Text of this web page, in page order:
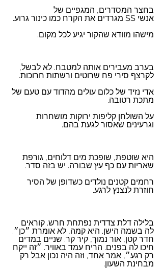
בחצר המסדרים, המגפיים של
אנשי ‎SS‎ מגרדים את הקרח כמו כינור גרוע.
מישהו מוודא שהקור יגיע לכל מקום.
בערב מעבירים אותה למטבח. לא לבשל,
לקרצף סירי פח שרוטים ורשתות חרוכות.
אדי נזיד של כלום עולים מהדוד עם טעם של
מתכת רטובה.
על השולחן קליפות ירוקות מושחרות
וגרעינים שאסור לגעת בהם.
היא שוטפת, שופכת מים דלוחים, גורפת
שאריות עם כף עץ שבורה. יש בזה סדר.
רחמים קטנים נולדים כשדופן של הסיר
חוזרת לנצנץ לרגע.
בלילה דלת צדדית נפתחת חרש. קוראים
לה בשמה הישן. היא קמה, לא אומרת ״כן״.
חדר קטן, אור נמוך, קיר קר. שניים במדים
חיכו לה בפנים. הריח עמד באוויר. ״זה ייקח
רק רגע״, אמר אחד, וזה היה נכון אבל רק
מבחינת השעון.